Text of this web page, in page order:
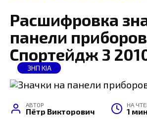
Расшифровка
панели приборов
Спортейдж 3
ЗНП KIA
АВТОР
Пётр Викторович
НА
1 мин